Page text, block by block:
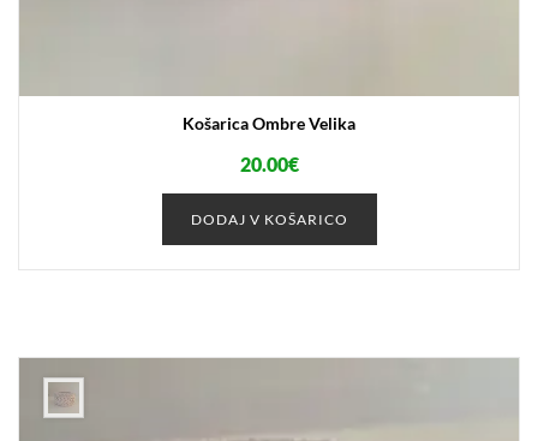
Košarica Ombre Velika
20.00€
DODAJ V KOŠARICO